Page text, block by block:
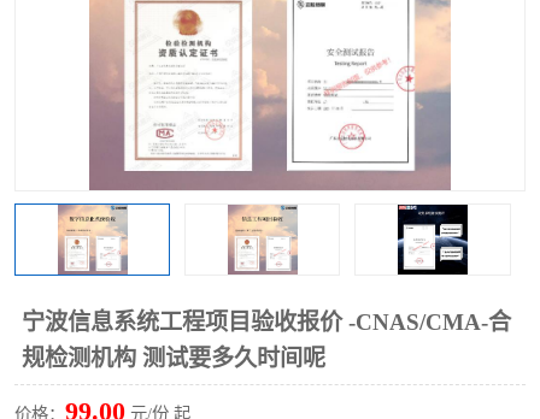
宁波信息系统工程项目验收报价 -CNAS/CMA-合
规检测机构 测试要多久时间呢
价格： 99.00 元/份 起